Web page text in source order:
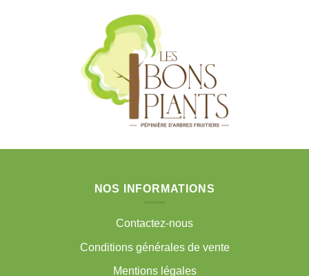
NOS INFORMATIONS
Contactez-nous
Conditions générales de vente
Mentions légales